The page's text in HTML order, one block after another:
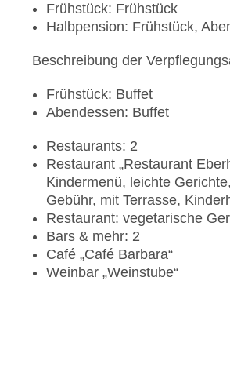
Frühstück: Frühstück
Halbpension: Frühstück,
Beschreibung der
Frühstück: Buffet
Abendessen: Buffet
Restaurants: 2
Restaurant „Restaurant
Kindermenü, leichte
Gebühr, mit Terrasse,
Restaurant: vegetarische
Bars & mehr: 2
Café „Café Barbara“
Weinbar „Weinstube“